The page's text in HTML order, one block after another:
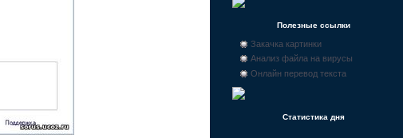
Полезные ссылки
Закачка картинки
Анализ файла на вирусы
Онлайн перевод текста
Статистика дня